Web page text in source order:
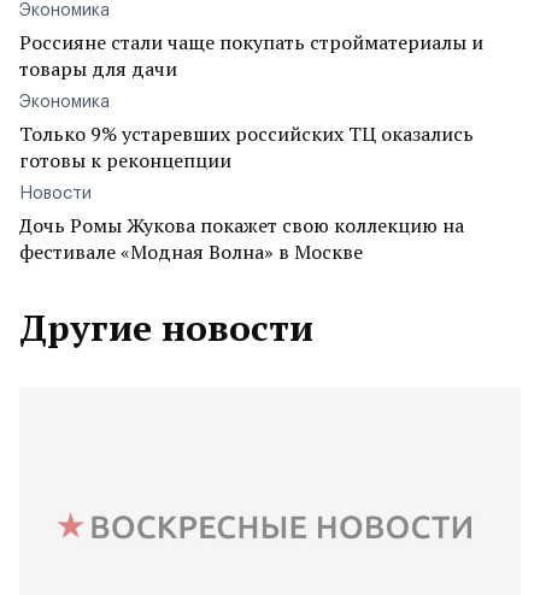
Экономика
Россияне стали чаще покупать стройматериалы и
товары для дачи
Экономика
Только 9% устаревших российских ТЦ оказались
готовы к реконцепции
Новости
Дочь Ромы Жукова покажет свою коллекцию на
фестивале «Модная Волна» в Москве
Другие новости